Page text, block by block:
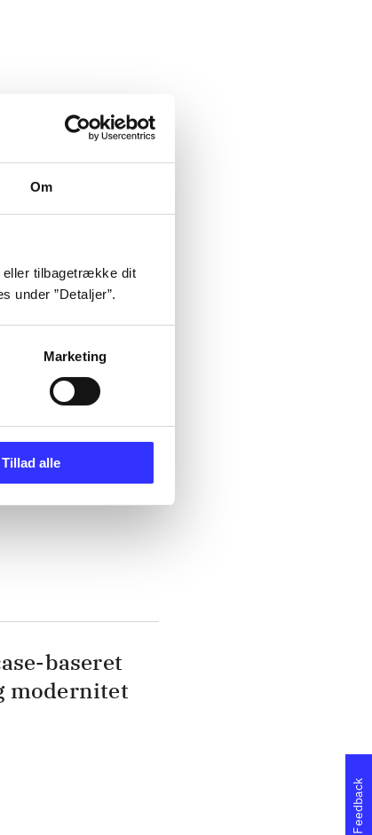
Om
eller tilbagetrække dit
under ”Detaljer”.
Marketing
Tillad alle
konkretes
baseret
modernitet
Feedback